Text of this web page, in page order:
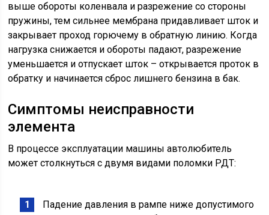
выше обороты коленвала и разрежение со стороны
пружины, тем сильнее мембрана придавливает шток и
закрывает проход горючему в обратную линию. Когда
нагрузка снижается и обороты падают, разрежение
уменьшается и отпускает шток – открывается проток в
обратку и начинается сброс лишнего бензина в бак.
Симптомы неисправности
элемента
В процессе эксплуатации машины автолюбитель
может столкнуться с двумя видами поломки РДТ:
Падение давления в рампе ниже допустимого